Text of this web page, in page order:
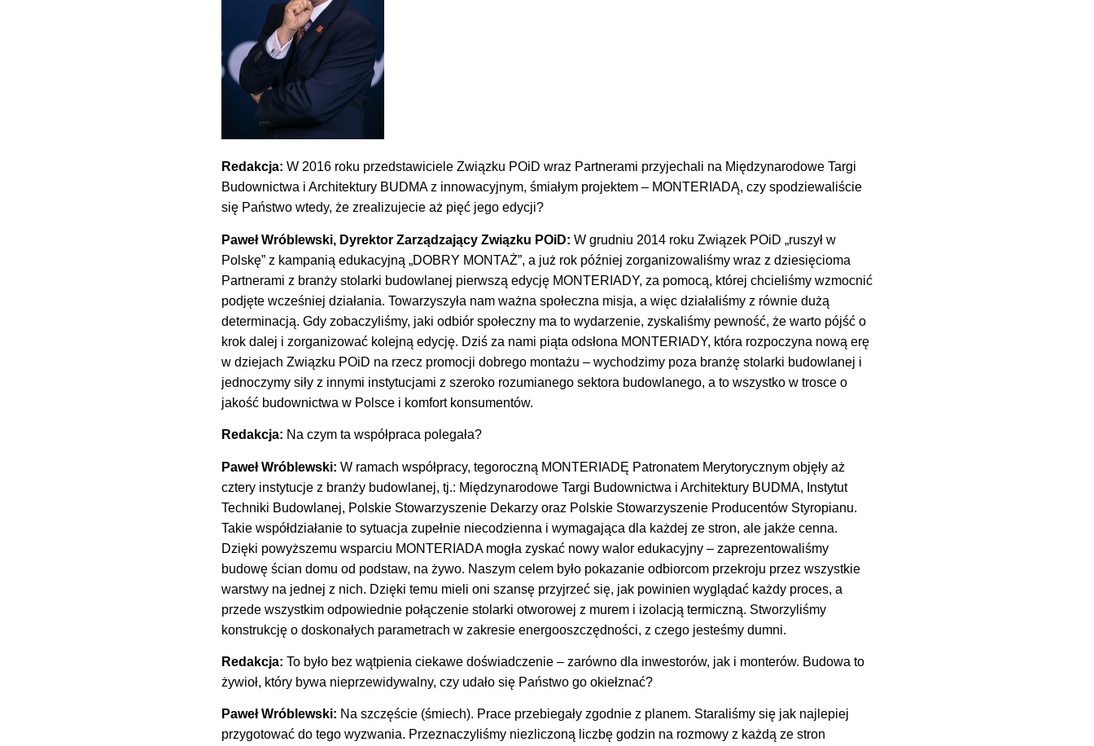
Redakcja: W 2016 roku przedstawiciele Związku POiD wraz Partnerami przyjechali na Międzynarodowe Targi
Budownictwa i Architektury BUDMA z innowacyjnym, śmiałym projektem – MONTERIADĄ, czy spodziewaliście
się Państwo wtedy, że zrealizujecie aż pięć jego edycji?
Paweł Wróblewski, Dyrektor Zarządzający Związku POiD: W grudniu 2014 roku Związek POiD „ruszył w
Polskę” z kampanią edukacyjną „DOBRY MONTAŻ”, a już rok później zorganizowaliśmy wraz z dziesięcioma
Partnerami z branży stolarki budowlanej pierwszą edycję MONTERIADY, za pomocą, której chcieliśmy wzmocnić
podjęte wcześniej działania. Towarzyszyła nam ważna społeczna misja, a więc działaliśmy z równie dużą
determinacją. Gdy zobaczyliśmy, jaki odbiór społeczny ma to wydarzenie, zyskaliśmy pewność, że warto pójść o
krok dalej i zorganizować kolejną edycję. Dziś za nami piąta odsłona MONTERIADY, która rozpoczyna nową erę
w dziejach Związku POiD na rzecz promocji dobrego montażu – wychodzimy poza branżę stolarki budowlanej i
jednoczymy siły z innymi instytucjami z szeroko rozumianego sektora budowlanego, a to wszystko w trosce o
jakość budownictwa w Polsce i komfort konsumentów.
Redakcja: Na czym ta współpraca polegała?
Paweł Wróblewski: W ramach współpracy, tegoroczną MONTERIADĘ Patronatem Merytorycznym objęły aż
cztery instytucje z branży budowlanej, tj.: Międzynarodowe Targi Budownictwa i Architektury BUDMA, Instytut
Techniki Budowlanej, Polskie Stowarzyszenie Dekarzy oraz Polskie Stowarzyszenie Producentów Styropianu.
Takie współdziałanie to sytuacja zupełnie niecodzienna i wymagająca dla każdej ze stron, ale jakże cenna.
Dzięki powyższemu wsparciu MONTERIADA mogła zyskać nowy walor edukacyjny – zaprezentowaliśmy
budowę ścian domu od podstaw, na żywo. Naszym celem było pokazanie odbiorcom przekroju przez wszystkie
warstwy na jednej z nich. Dzięki temu mieli oni szansę przyjrzeć się, jak powinien wyglądać każdy proces, a
przede wszystkim odpowiednie połączenie stolarki otworowej z murem i izolacją termiczną. Stworzyliśmy
konstrukcję o doskonałych parametrach w zakresie energooszczędności, z czego jesteśmy dumni.
Redakcja: To było bez wątpienia ciekawe doświadczenie – zarówno dla inwestorów, jak i monterów. Budowa to
żywioł, który bywa nieprzewidywalny, czy udało się Państwo go okiełznać?
Paweł Wróblewski: Na szczęście (śmiech). Prace przebiegały zgodnie z planem. Staraliśmy się jak najlepiej
przygotować do tego wyzwania. Przeznaczyliśmy niezliczoną liczbę godzin na rozmowy z każdą ze stron